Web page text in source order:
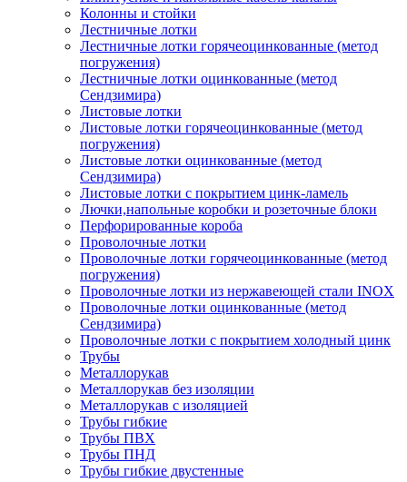
Колонны и стойки
Лестничные лотки
Лестничные лотки горячеоцинкованные (метод
погружения)
Лестничные лотки оцинкованные (метод
Сендзимира)
Листовые лотки
Листовые лотки горячеоцинкованные (метод
погружения)
Листовые лотки оцинкованные (метод
Сендзимира)
Листовые лотки с покрытием цинк-ламель
Лючки,напольные коробки и розеточные блоки
Перфорированные короба
Проволочные лотки
Проволочные лотки горячеоцинкованные (метод
погружения)
Проволочные лотки из нержавеющей стали INOX
Проволочные лотки оцинкованные (метод
Сендзимира)
Проволочные лотки с покрытием холодный цинк
Трубы
Металлорукав
Металлорукав без изоляции
Металлорукав с изоляцией
Трубы гибкие
Трубы ПВХ
Трубы ПНД
Трубы гибкие двустенные